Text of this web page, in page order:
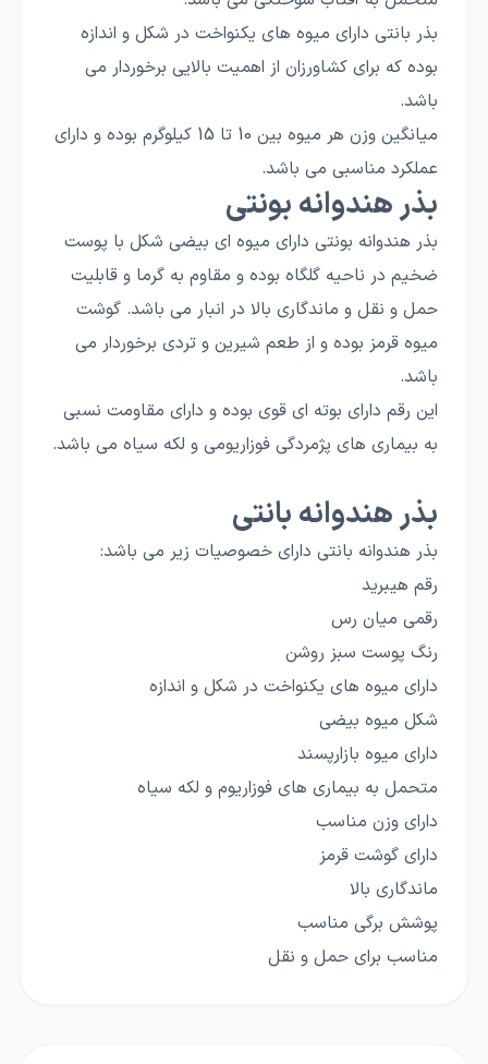
بذر بانتی دارای میوه های یکنواخت در شکل و اندازه
بوده که برای کشاورزان از اهمیت بالایی برخوردار می
باشد.
میانگین وزن هر میوه بین 10 تا 15 کیلوگرم بوده و دارای
عملکرد مناسبی می باشد.
بذر هندوانه بونتی
بذر هندوانه بونتی دارای میوه ای بیضی شکل با پوست
ضخیم در ناحیه گلگاه بوده و مقاوم به گرما و قابلیت
حمل و نقل و ماندگاری بالا در انبار می باشد. گوشت
میوه قرمز بوده و از طعم شیرین و تردی برخوردار می
باشد.
این رقم دارای بوته ای قوی بوده و دارای مقاومت نسبی
به بیماری های پژمردگی فوزاریومی و لکه سیاه می باشد.
بذر هندوانه بانتی
بذر هندوانه بانتی دارای خصوصیات زیر می باشد:
رقم هیبرید
رقمی میان رس
رنگ پوست سبز روشن
دارای میوه های یکنواخت در شکل و اندازه
شکل میوه بیضی
دارای میوه بازارپسند
متحمل به بیماری های فوزاریوم و لکه سیاه
دارای وزن مناسب
دارای گوشت قرمز
ماندگاری بالا
پوشش برگی مناسب
مناسب برای حمل و نقل